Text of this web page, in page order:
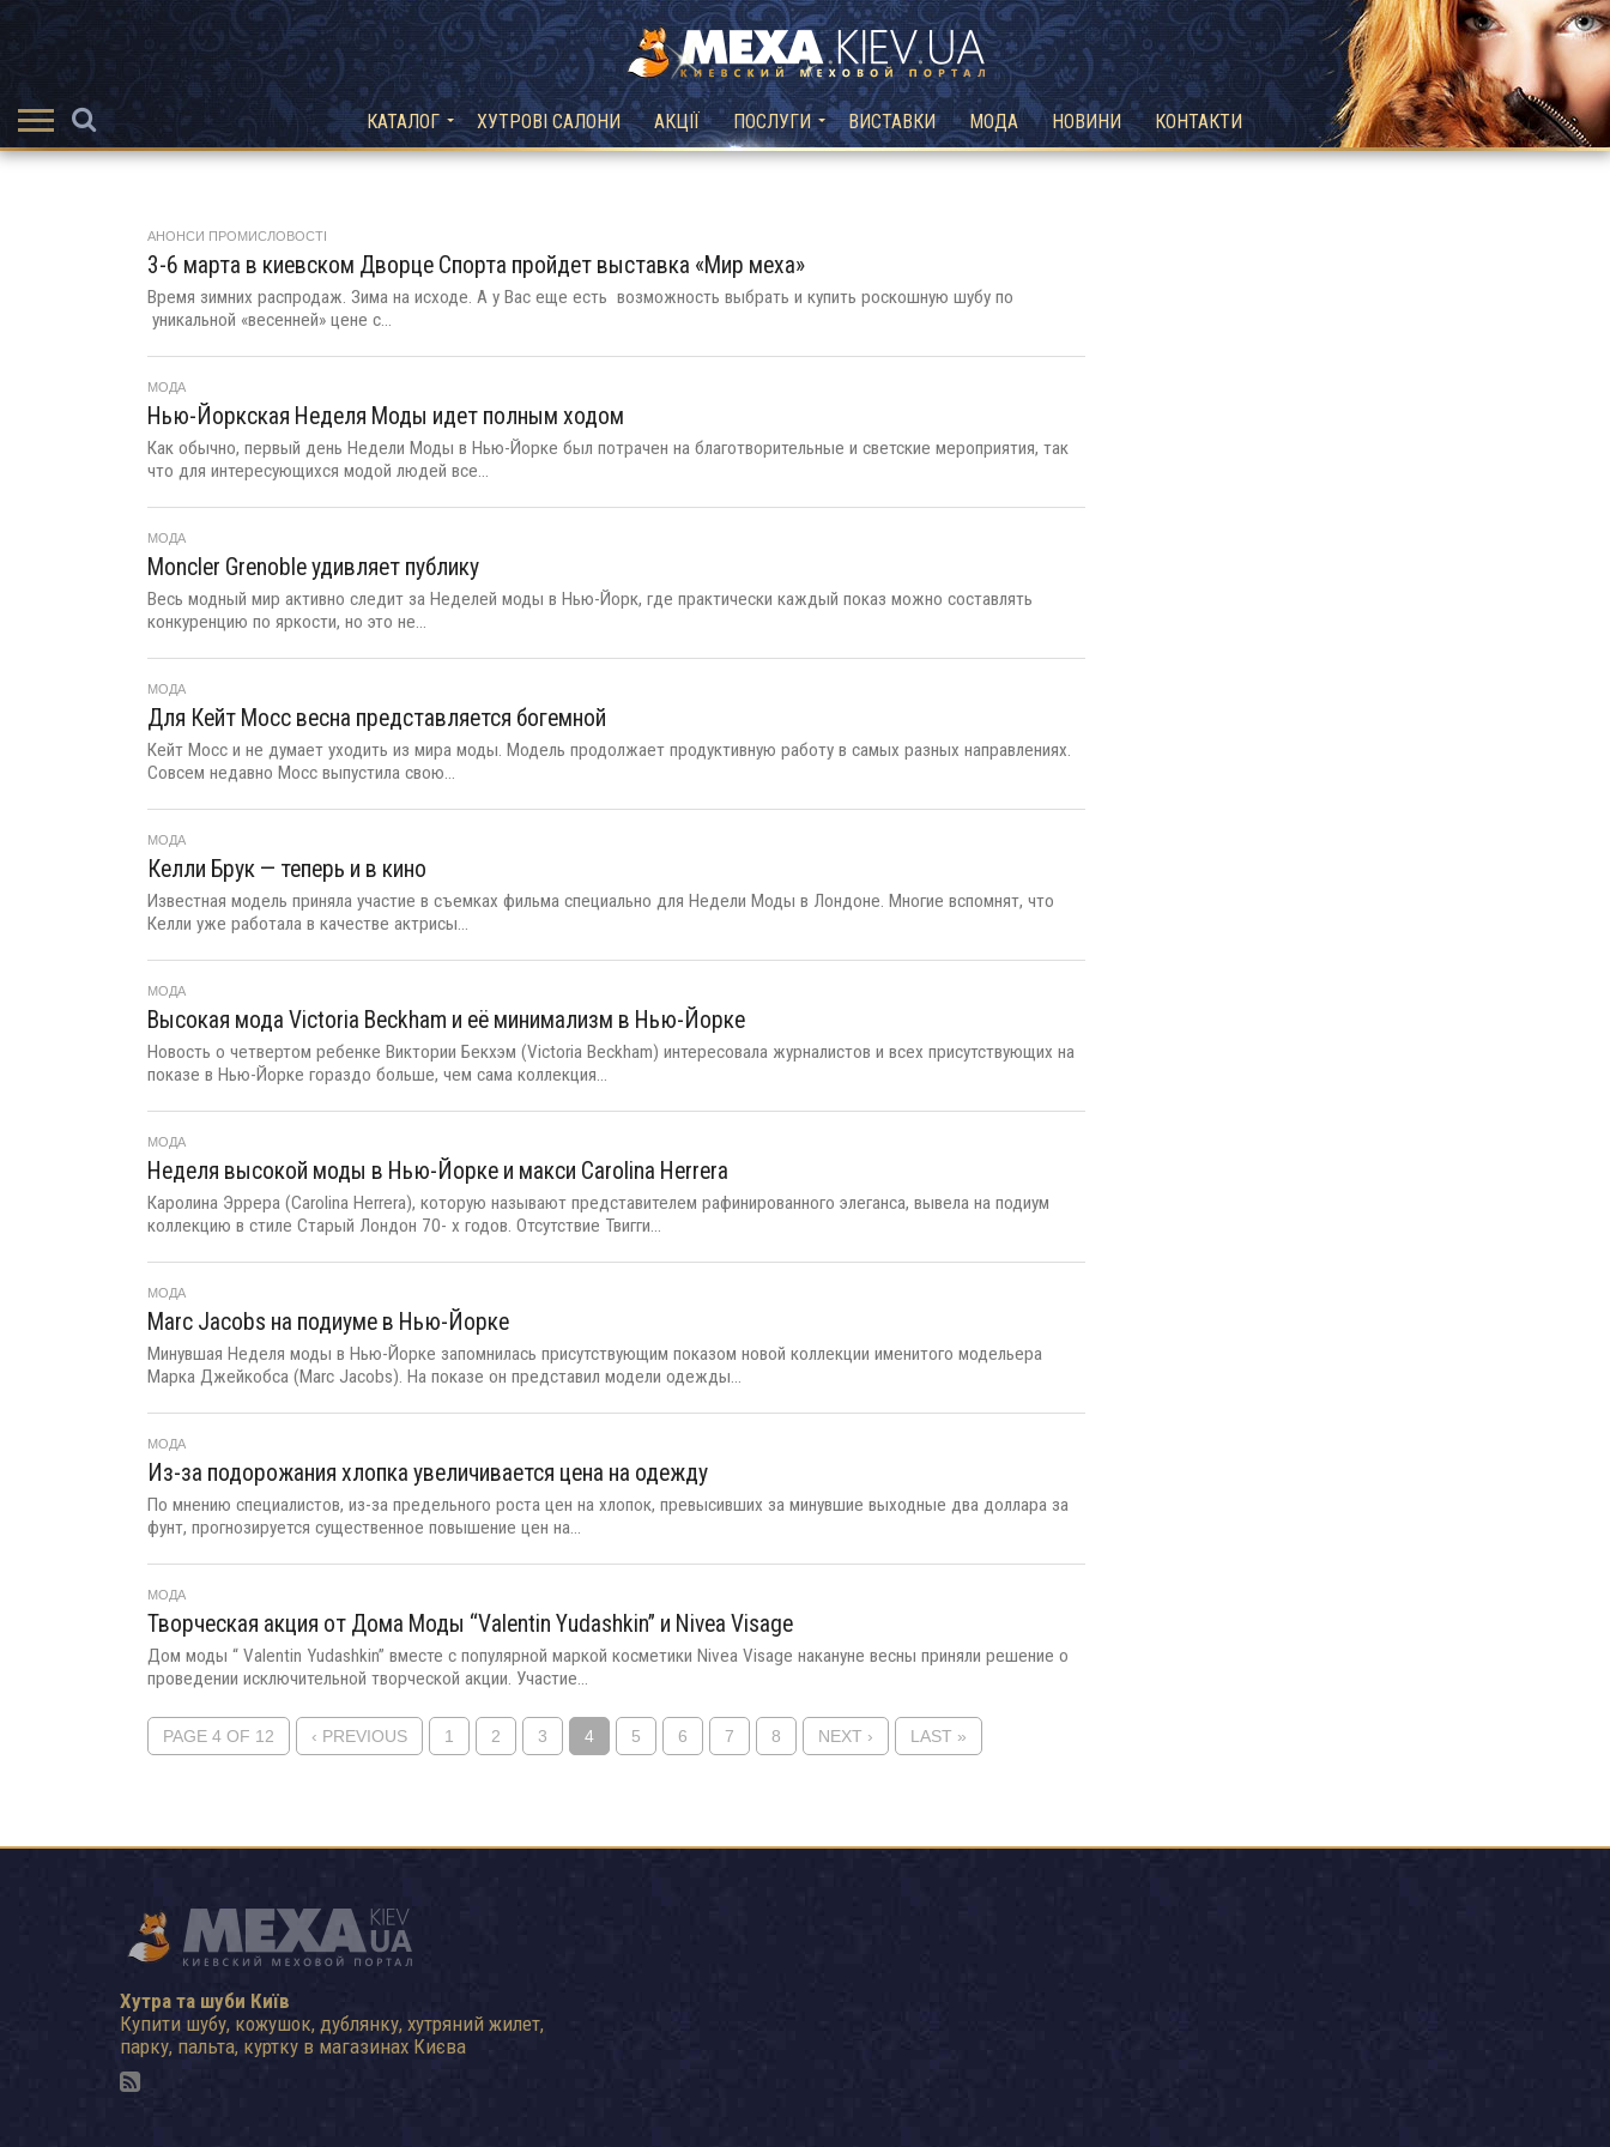
КАТАЛОГ ХУТРОВІ САЛОНИ АКЦІЇ ПОСЛУГИ ВИСТАВКИ МОДА НОВИНИ КОНТАКТИ
АНОНСИ ПРОМИСЛОВОСТІ
3-6 марта в киевском Дворце Спорта пройдет выставка «Мир меха»
Время зимних распродаж. Зима на исходе. А у Вас еще есть возможность выбрать и купить роскошную шубу по
уникальной «весенней» цене с...
МОДА
Нью-Йоркская Неделя Моды идет полным ходом
Как обычно, первый день Недели Моды в Нью-Йорке был потрачен на благотворительные и светские мероприятия, так
что для интересующихся модой людей все...
МОДА
Moncler Grenoble удивляет публику
Весь модный мир активно следит за Неделей моды в Нью-Йорк, где практически каждый показ можно составлять
конкуренцию по яркости, но это не...
МОДА
Для Кейт Мосс весна представляется богемной
Кейт Мосс и не думает уходить из мира моды. Модель продолжает продуктивную работу в самых разных направлениях.
Совсем недавно Мосс выпустила свою...
МОДА
Келли Брук — теперь и в кино
Известная модель приняла участие в съемках фильма специально для Недели Моды в Лондоне. Многие вспомнят, что
Келли уже работала в качестве актрисы...
МОДА
Высокая мода Victoria Beckham и её минимализм в Нью-Йорке
Новость о четвертом ребенке Виктории Бекхэм (Victoria Beckham) интересовала журналистов и всех присутствующих на
показе в Нью-Йорке гораздо больше, чем сама коллекция...
МОДА
Неделя высокой моды в Нью-Йорке и макси Carolina Herrera
Каролина Эррера (Carolina Herrera), которую называют представителем рафинированного элеганса, вывела на подиум
коллекцию в стиле Старый Лондон 70- х годов. Отсутствие Твигги...
МОДА
Marc Jacobs на подиуме в Нью-Йорке
Минувшая Неделя моды в Нью-Йорке запомнилась присутствующим показом новой коллекции именитого модельера
Марка Джейкобса (Marc Jacobs). На показе он представил модели одежды...
МОДА
Из-за подорожания хлопка увеличивается цена на одежду
По мнению специалистов, из-за предельного роста цен на хлопок, превысивших за минувшие выходные два доллара за
фунт, прогнозируется существенное повышение цен на...
МОДА
Творческая акция от Дома Моды “Valentin Yudashkin” и Nivea Visage
Дом моды “ Valentin Yudashkin” вместе с популярной маркой косметики Nivea Visage накануне весны приняли решение о
проведении исключительной творческой акции. Участие...
PAGE 4 OF 12 ‹ PREVIOUS 1 2 3 4 5 6 7 8 NEXT › LAST »
Хутра та шуби Київ
Купити шубу, кожушок, дублянку, хутряний жилет,
парку, пальта, куртку в магазинах Києва